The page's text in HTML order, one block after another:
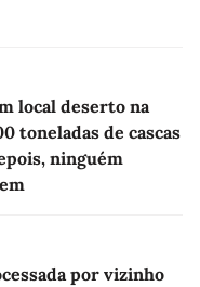
local deserto na
toneladas de cascas
ninguém
por vizinho